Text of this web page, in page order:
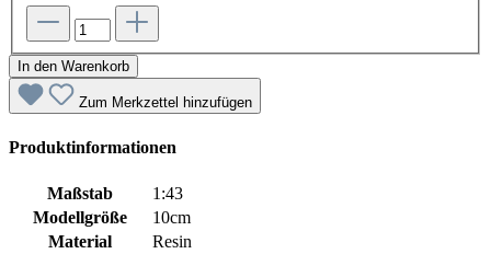
In den Warenkorb
Zum Merkzettel hinzufügen
Produktinformationen
Maßstab
1:43
Modellgröße
10cm
Material
Resin